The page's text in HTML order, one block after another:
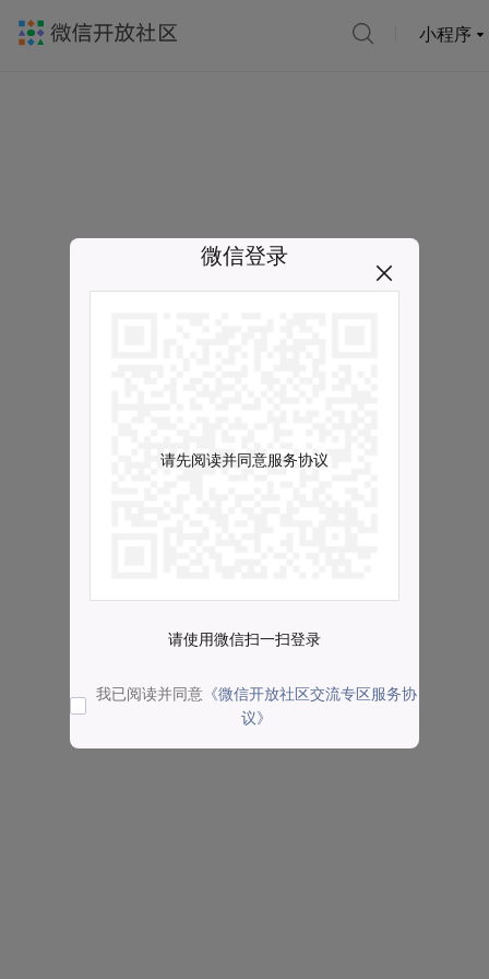
小程序
微信登录
请先阅读并同意服务协议
请使用微信扫一扫登录
我已阅读并同意 《微信开放社区交流专区服务协
议》